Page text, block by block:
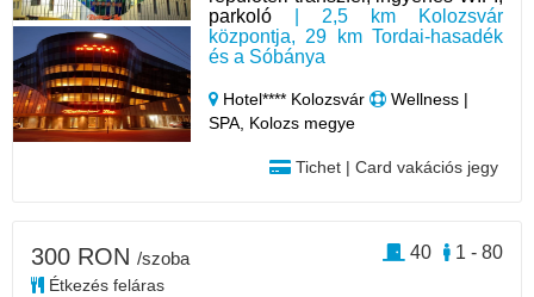
parkoló | 2,5 km Kolozsvár
központja, 29 km Tordai-hasadék
és a Sóbánya
Hotel**** Kolozsvár
Wellness |
SPA, Kolozs megye
Tichet | Card vakációs jegy
300 RON /szoba
Étkezés feláras
1 - 80
40